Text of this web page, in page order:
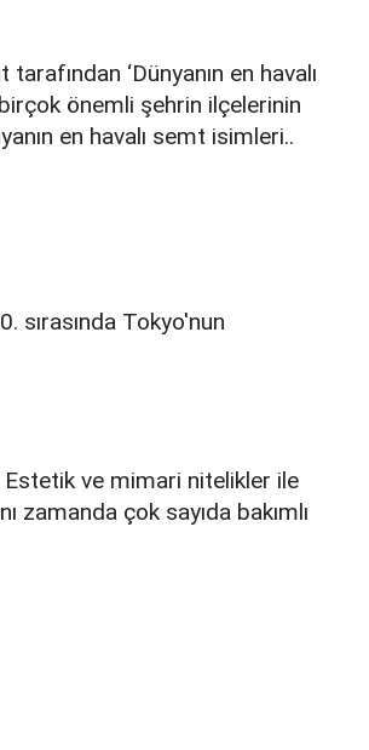
‘Dünyanın en havalı
önemli şehrin ilçelerinin
en havalı semt isimleri..
sırasında Tokyo'nun
Estetik ve mimari nitelikler ile
çok sayıda bakımlı